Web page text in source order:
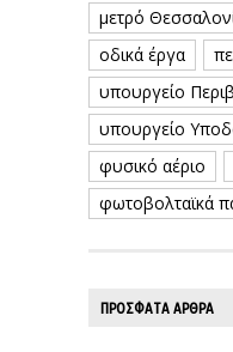
μετρό
οδικά έργα
υπουργείο
υπουργείο
φυσικό αέριο
φωτοβολταϊκά
ΠΡΟΣΦΑΤΑ ΑΡΘΡΑ